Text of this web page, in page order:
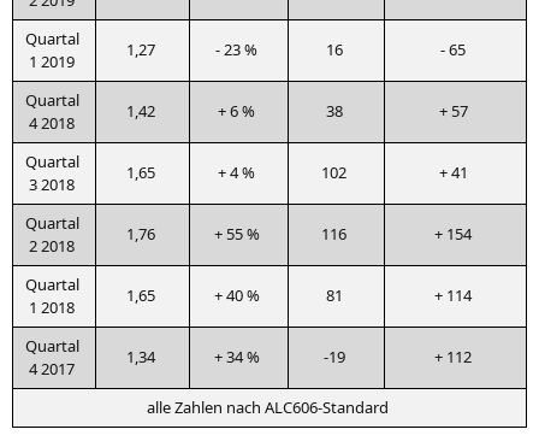
Quar­tal
1 2019
1,27 - 23 % 16 - 65
Quar­tal
4 2018
1,42 + 6 % 38 + 57
Quar­tal
3 2018
1,65 + 4 % 102 + 41
Quar­tal
2 2018
1,76 + 55 % 116 + 154
Quar­tal
1 2018
1,65 + 40 % 81 + 114
Quar­tal
4 2017
1,34 + 34 % -19 + 112
alle Zah­len nach ALC606-Standard